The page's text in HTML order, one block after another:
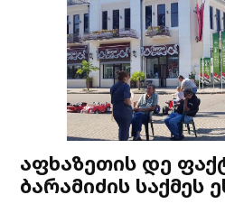
აფხაზეთის დე
ბარამიძის საქმეს